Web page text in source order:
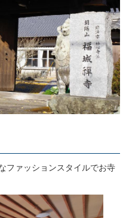
ファッションスタイルでお寺